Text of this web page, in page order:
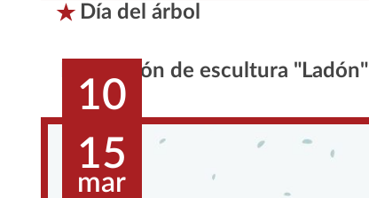
Día del árbol
10
Exposición de escultura "Ladón"
15
mar